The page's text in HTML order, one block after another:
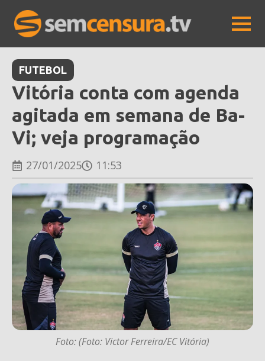
FUTEBOL
Vitória conta com agenda
agitada em semana de Ba-
Vi; veja programação
27/01/2025 11:53
Foto: (Foto: Victor Ferreira/EC Vitória)